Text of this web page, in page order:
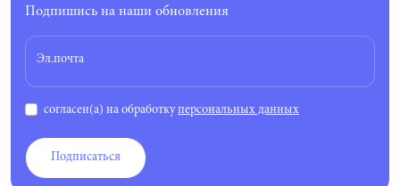
Подпишись на наши обновления
Эл.почта
согласен(а) на обработкуперсональных данных
Подписаться